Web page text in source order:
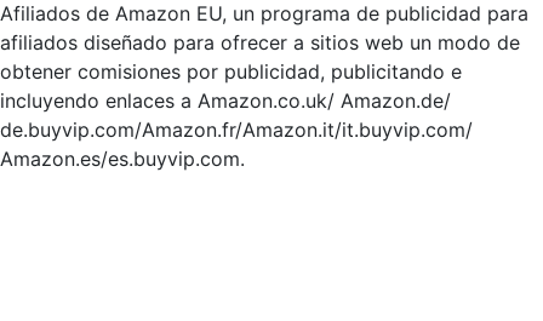
Afiliados de Amazon EU, un programa de publicidad para
afiliados diseñado para ofrecer a sitios web un modo de
obtener comisiones por publicidad, publicitando e
incluyendo enlaces a Amazon.co.uk/ Amazon.de/
de.buyvip.com/Amazon.fr/Amazon.it/it.buyvip.com/
Amazon.es/es.buyvip.com.